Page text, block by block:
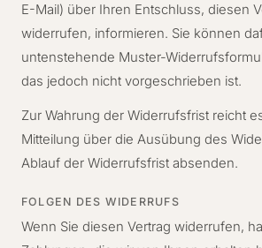
E-Mail) über Ihren Entschluss, diesen
widerrufen, informieren. Sie können
untenstehende Muster-
das jedoch nicht vorgeschrieben ist.
Zur Wahrung der Widerrufsfrist reicht
Mitteilung über die Ausübung des
Ablauf der Widerrufsfrist absenden.
FOLGEN DES WIDERRUFS
Wenn Sie diesen Vertrag widerrufen,